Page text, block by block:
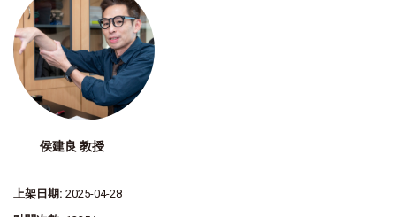
侯建良 教授
上架日期: 2025-04-28